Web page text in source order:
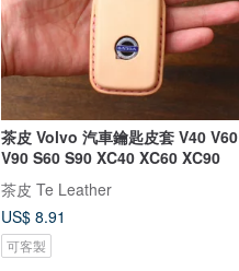
茶皮 Volvo 汽車鑰匙皮套 V40 V60
V90 S60 S90 XC40 XC60 XC90
茶皮 Te Leather
US$ 8.91
可客製